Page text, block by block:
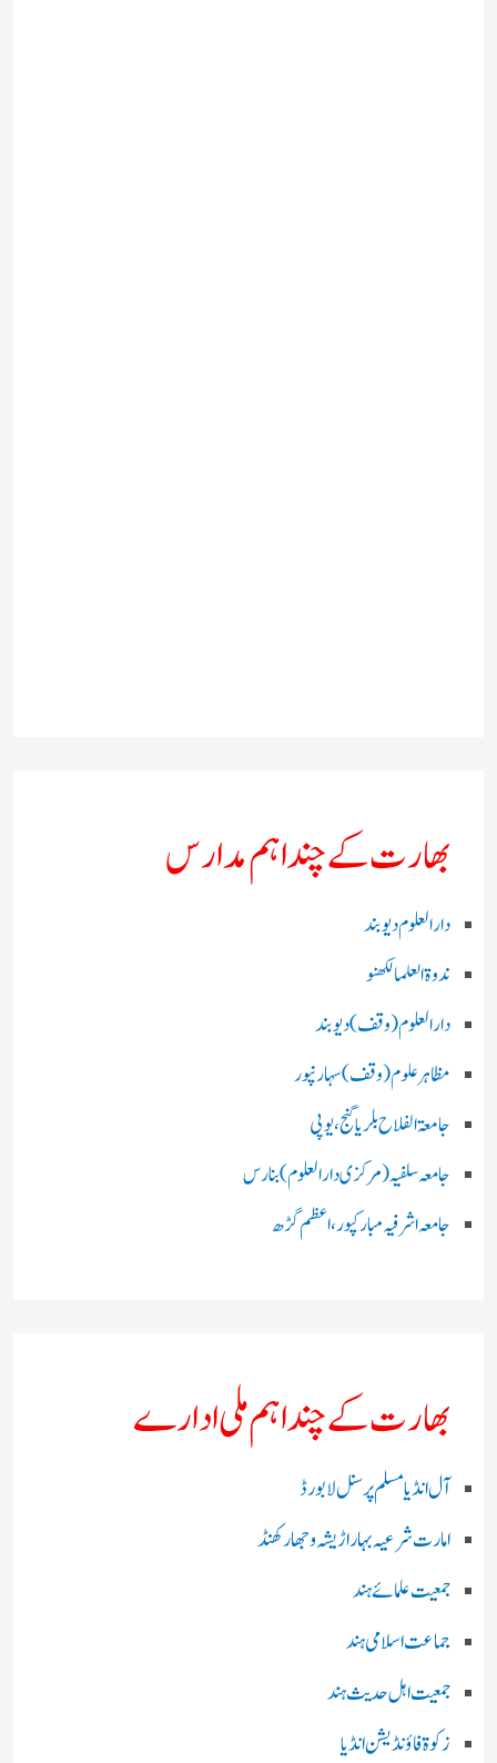
بھارت کے چند اہم مدارس
دارالعلوم دیوبند
ندوۃالعلما لکھنو
دارالعلوم (وقف)دیوبند
مظاہرعلوم (وقف)سہارنپور
جامعۃ الفلاح بلریاگنج،یوپی
جامعہ سلفیہ(مرکزی دارالعلوم )بنارس
جامعہ اشرفیہ مبارکپور،اعظم گڑھ
بھارت کے چند اہم ملی ادارے
آل انڈیا مسلم پرسنل لا بورڈ
امارت شرعیہ بہار اڑیشہ و جھارکھنڈ
جمعیت علمائے ہند
جماعت اسلامی ہند
جمعیت اہل حدیث ہند
زکوۃ فاؤنڈیشن انڈیا